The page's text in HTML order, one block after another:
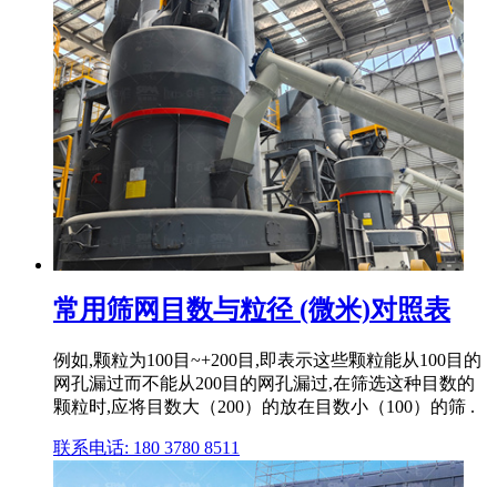
常用筛网目数与粒径 (微米)对照表
例如,颗粒为100目~+200目,即表示这些颗粒能从100目的
网孔漏过而不能从200目的网孔漏过,在筛选这种目数的
颗粒时,应将目数大（200）的放在目数小（100）的筛 .
联系电话: 180 3780 8511